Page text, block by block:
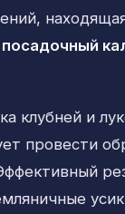
клубней и
провести